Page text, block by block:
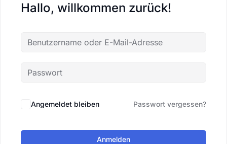
Hallo, willkommen zurück!
Angemeldet bleiben Passwort vergessen?
Anmelden